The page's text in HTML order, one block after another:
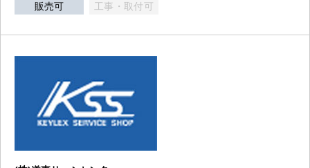
販売可 工事・取付可